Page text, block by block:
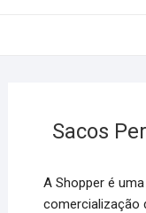
Sacos
A Shopper é
comercialização